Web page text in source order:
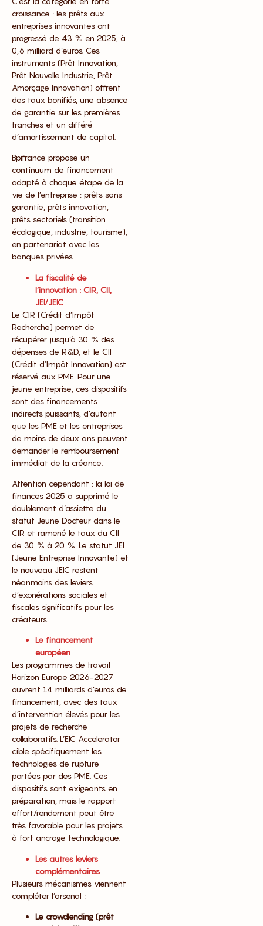
croissance : les prêts aux
entreprises innovantes ont
progressé de 43 % en 2025, à
0,6 milliard d’euros. Ces
instruments (Prêt Innovation,
Prêt Nouvelle Industrie, Prêt
Amorçage Innovation) offrent
des taux bonifiés, une absence
de garantie sur les premières
tranches et un différé
d’amortissement de capital.
Bpifrance propose un
continuum de financement
adapté à chaque étape de la
vie de l’entreprise : prêts sans
garantie, prêts innovation,
prêts sectoriels (transition
écologique, industrie, tourisme),
en partenariat avec les
banques privées.
La fiscalité de
l’innovation : CIR, CII,
JEI/JEIC
Le CIR (Crédit d’Impôt
Recherche) permet de
récupérer jusqu’à 30 % des
dépenses de R&D, et le CII
(Crédit d’Impôt Innovation) est
réservé aux PME. Pour une
jeune entreprise, ces dispositifs
sont des financements
indirects puissants, d’autant
que les PME et les entreprises
de moins de deux ans peuvent
demander le remboursement
immédiat de la créance.
Attention cependant : la loi de
finances 2025 a supprimé le
doublement d’assiette du
statut Jeune Docteur dans le
CIR et ramené le taux du CII
de 30 % à 20 %. Le statut JEI
(Jeune Entreprise Innovante) et
le nouveau JEIC restent
néanmoins des leviers
d’exonérations sociales et
fiscales significatifs pour les
créateurs.
Le financement
européen
Les programmes de travail
Horizon Europe 2026-2027
ouvrent 14 milliards d’euros de
financement, avec des taux
d’intervention élevés pour les
projets de recherche
collaboratifs. L’EIC Accelerator
cible spécifiquement les
technologies de rupture
portées par des PME. Ces
dispositifs sont exigeants en
préparation, mais le rapport
effort/rendement peut être
très favorable pour les projets
à fort ancrage technologique.
Les autres leviers
complémentaires
Plusieurs mécanismes viennent
compléter l’arsenal :
Le crowdlending (prêt